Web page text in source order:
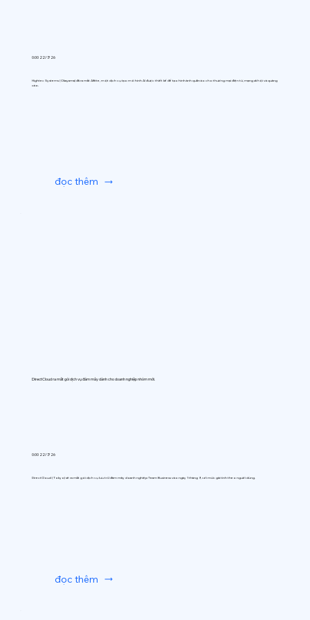
0:00 22/7/26
Hightec Systems (Okayama) đã ra mắt AIfitte, một dịch vụ tạo mô hình AI được thiết kế để tạo hình ảnh quần áo cho thương mại điện tử, mạng xã hội và quảng
cáo.
đọc thêm
DirectCloud ra mắt gói dịch vụ đám mây dành cho doanh nghiệp nhóm mới.
0:00 22/7/26
DirectCloud (Tokyo) sẽ ra mắt gói dịch vụ lưu trữ đám mây doanh nghiệp Team Business vào ngày 1 tháng 9, với mức giá tính theo người dùng.
đọc thêm